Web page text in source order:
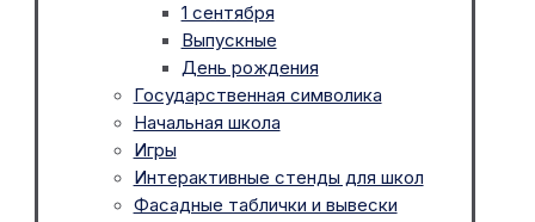
1 сентября
Выпускные
День рождения
Государственная символика
Начальная школа
Игры
Интерактивные стенды для школ
Фасадные таблички и вывески